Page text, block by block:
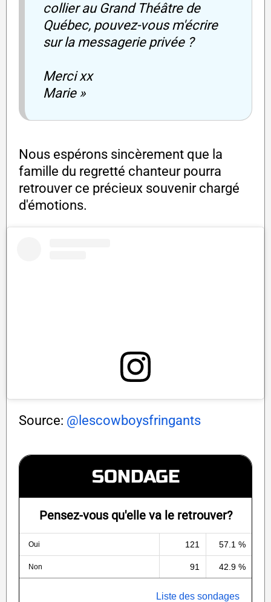
collier au Grand Théâtre de
Québec, pouvez-vous m'écrire
sur la messagerie privée ?
Merci xx
Marie »
Nous espérons sincèrement que la
famille du regretté chanteur pourra
retrouver ce précieux souvenir chargé
d'émotions.
Source: @lescowboysfringants
SONDAGE
Pensez-vous qu'elle va le retrouver?
Oui 121 57.1 %
Non 91 42.9 %
Liste des sondages